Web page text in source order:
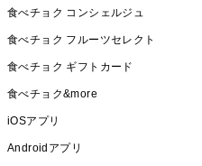
食べチョク コンシェルジュ
食べチョク フルーツセレクト
食べチョク ギフトカード
食べチョク&more
iOSアプリ
Androidアプリ